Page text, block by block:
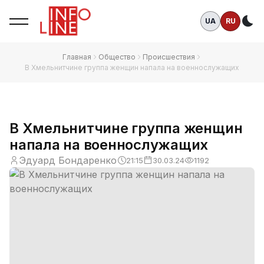
UA RU
Главная Общество
Происшествия
В Хмельнитчине группа женщин напала на военнослужащих
В Хмельнитчине группа женщин
напала на военнослужащих
Эдуард Бондаренко 21:15 30.03.24 1192